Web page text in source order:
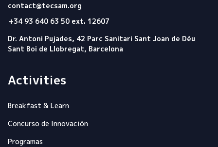
contact@tecsam.org
+34 93 640 63 50 ext. 12607
Dr. Antoni Pujades, 42 Parc Sanitari Sant Joan de Déu
Sant Boi de Llobregat, Barcelona
Activities
Breakfast & Learn
Concurso de Innovación
Programas